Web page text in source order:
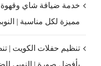
خدمة ضيافة شاي
مميزة لكل مناسبة |
تنظيم حفلات الكويت |
بأفضل صورة | النوبي